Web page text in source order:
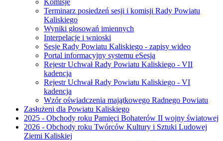
Komisje
Terminarz posiedzeń sesji i komisji Rady Powiatu
Kaliskiego
Wyniki głosowań imiennych
Interpelacje i wnioski
Sesje Rady Powiatu Kaliskiego - zapisy wideo
Portal informacyjny systemu eSesja
Rejestr Uchwał Rady Powiatu Kaliskiego - VII
kadencja
Rejestr Uchwał Rady Powiatu Kaliskiego - VI
kadencja
Wzór oświadczenia majątkowego Radnego Powiatu
Zasłużeni dla Powiatu Kaliskiego
2025 - Obchody roku Pamięci Bohaterów II wojny światowej
2026 - Obchody roku Twórców Kultury i Sztuki Ludowej
Ziemi Kaliskiej